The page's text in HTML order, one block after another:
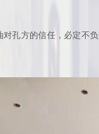
孔方的信任，必定不